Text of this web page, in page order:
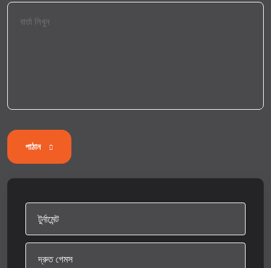
পাঠান
টুর্নামেন্ট
দ্রুত গেমস